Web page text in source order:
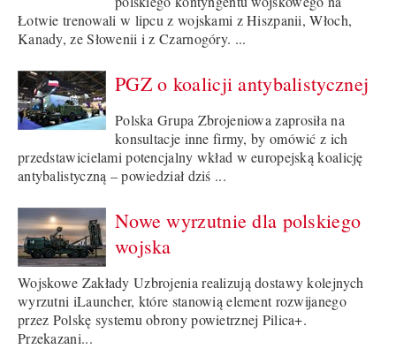
Łotwie trenowali w lipcu z wojskami z Hiszpanii, Włoch,
Kanady, ze Słowenii i z Czarnogóry. ...
PGZ o koalicji antybalistycznej
Polska Grupa Zbrojeniowa zaprosiła na
konsultacje inne firmy, by omówić z ich
przedstawicielami potencjalny wkład w europejską koalicję
antybalistyczną – powiedział dziś ...
Nowe wyrzutnie dla polskiego
wojska
Wojskowe Zakłady Uzbrojenia realizują dostawy kolejnych
wyrzutni iLauncher, które stanowią element rozwijanego
przez Polskę systemu obrony powietrznej Pilica+.
Przekazani...